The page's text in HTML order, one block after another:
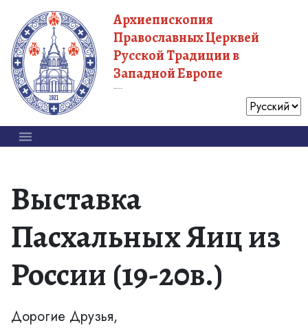
Архиепископия
Православных Церквей
Русской Традиции в
Западной Европе
Выставка
Пасхальных Яиц из
России (19-20в.)
Дорогие Друзья,